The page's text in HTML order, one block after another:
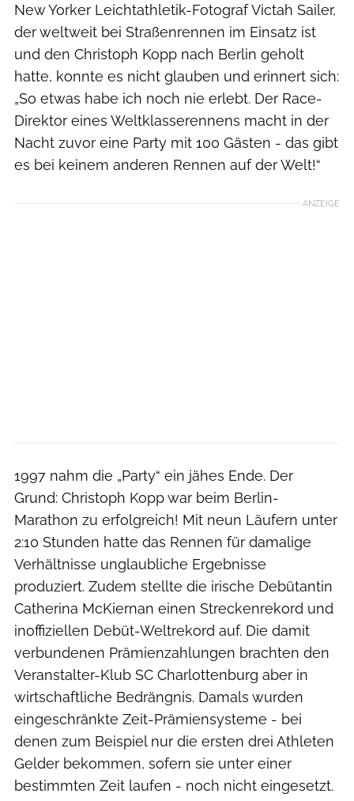
New Yorker Leichtathletik-Fotograf Victah Sailer,
der weltweit bei Straßenrennen im Einsatz ist
und den Christoph Kopp nach Berlin geholt
hatte, konnte es nicht glauben und erinnert sich:
„So etwas habe ich noch nie erlebt. Der Race-
Direktor eines Weltklasserennens macht in der
Nacht zuvor eine Party mit 100 Gästen - das gibt
es bei keinem anderen Rennen auf der Welt!“
ANZEIGE
1997 nahm die „Party“ ein jähes Ende. Der
Grund: Christoph Kopp war beim Berlin-
Marathon zu erfolgreich! Mit neun Läufern unter
2:10 Stunden hatte das Rennen für damalige
Verhältnisse unglaubliche Ergebnisse
produziert. Zudem stellte die irische Debütantin
Catherina McKiernan einen Streckenrekord und
inoffiziellen Debüt-Weltrekord auf. Die damit
verbundenen Prämienzahlungen brachten den
Veranstalter-Klub SC Charlottenburg aber in
wirtschaftliche Bedrängnis. Damals wurden
eingeschränkte Zeit-Prämiensysteme - bei
denen zum Beispiel nur die ersten drei Athleten
Gelder bekommen, sofern sie unter einer
bestimmten Zeit laufen - noch nicht eingesetzt.